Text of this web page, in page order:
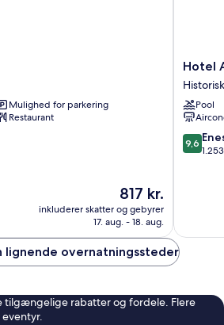
Mulighed for parkering
Restaurant
Prisen
er
817 kr.
817 kr.
inkluderer skatter og gebyrer
17. aug. - 18. aug.
Hotel
Sevilla
Hotel
Pool
9.6
ud
9,6
lignende overnatningssteder
tilgængelige rabatter og fordele. Flere